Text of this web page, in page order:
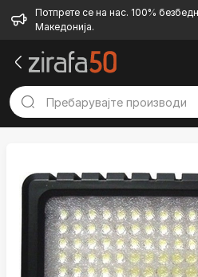
Потпрете се на нас. 100%
Македонија.